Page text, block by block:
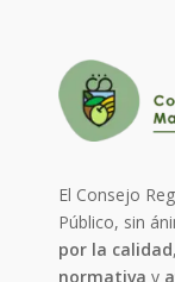
El Consejo
Público, sin
por la calidad
normativa y